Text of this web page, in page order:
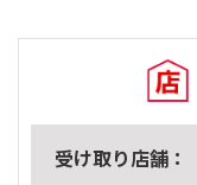
受け取り店舗：